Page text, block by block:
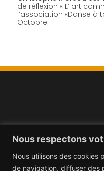
Nous respectons
Nous utilisons des cookies
de navigation, diffuser des
de réflexion « L’ art
l’association «Danse à
Octobre
Créée en 2005, Jeudevi
recherche-
sociales, notamment